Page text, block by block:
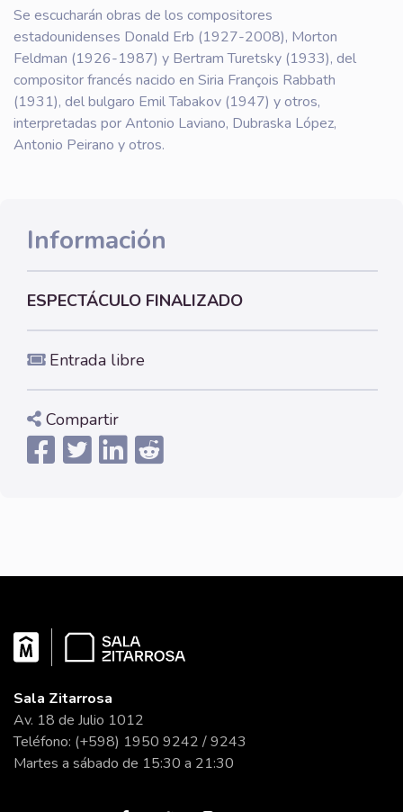
Se escucharán obras de los compositores
estadounidenses Donald Erb (1927-2008), Morton
Feldman (1926-1987) y Bertram Turetsky (1933), del
compositor francés nacido en Siria François Rabbath
(1931), del bulgaro Emil Tabakov (1947) y otros,
interpretadas por Antonio Laviano, Dubraska López,
Antonio Peirano y otros.
Información
ESPECTÁCULO FINALIZADO
Entrada libre
Compartir
Sala Zitarrosa
Av. 18 de Julio 1012
Teléfono: (+598) 1950 9242 / 9243
Martes a sábado de 15:30 a 21:30